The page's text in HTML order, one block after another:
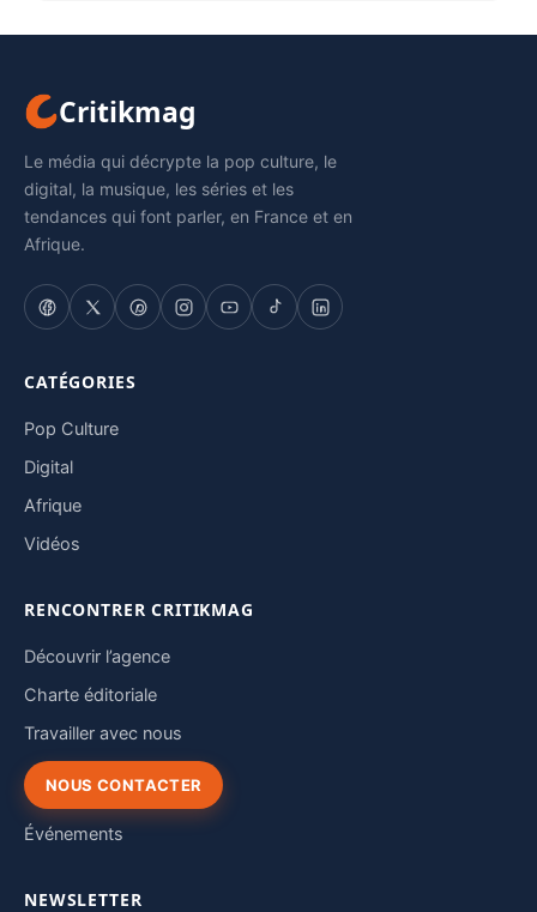
Critikmag
Le média qui décrypte la pop culture, le
digital, la musique, les séries et les
tendances qui font parler, en France et en
Afrique.
CATÉGORIES
Pop Culture
Digital
Afrique
Vidéos
RENCONTRER CRITIKMAG
Découvrir l’agence
Charte éditoriale
Travailler avec nous
NOUS CONTACTER
Événements
NEWSLETTER